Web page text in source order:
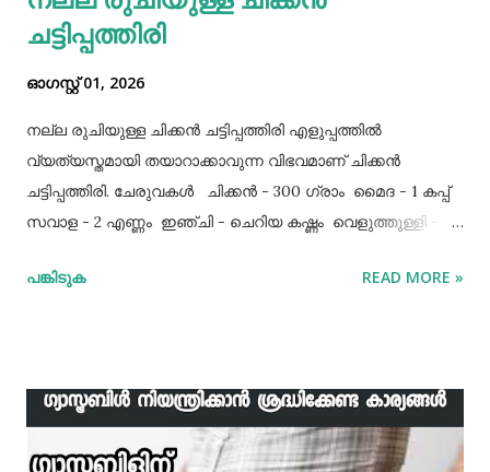
ചട്ടിപ്പത്തിരി
ഓഗസ്റ്റ് 01, 2026
നല്ല രുചിയുള്ള ചിക്കൻ ചട്ടിപ്പത്തിരി എളുപ്പത്തിൽ
വ്യത്യസ്തമായി തയാറാക്കാവുന്ന വിഭവമാണ് ചിക്കൻ
ചട്ടിപ്പത്തിരി. ചേരുവകൾ ചിക്കൻ - 300 ഗ്രാം മൈദ - 1 കപ്പ്‌
സവാള - 2 എണ്ണം ഇഞ്ചി - ചെറിയ കഷ്ണം വെളുത്തുള്ളി - 5
വിധം ചിക്കൻ കുറച്ച് ഉപ്പും കുരുമുളകുപൊടിയും
ഇഞ്ചി വെളുത്തുള്ളി, സവാള എന്നിവ ചേർത്ത് വഴറ്റാം.
ഇതിൽ പൊടികളെല്ലാം ചേർത്ത് ചൂടാക്കിയശേഷം വേവിച്ച്
മാറ്റിവച്ച ചിക്കൻ ചേർത്ത് ഒന്ന് ഇളകിയെടുക്കാം. ഇനി ഒരു
പങ്കിടുക READ MORE »